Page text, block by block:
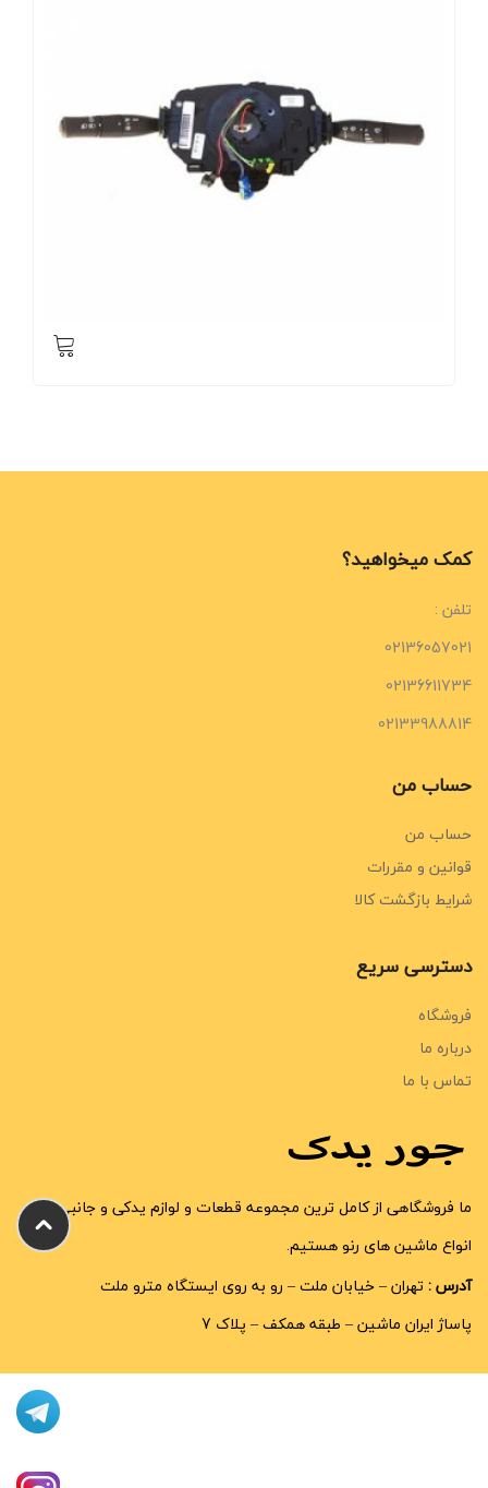
کمک میخواهید؟
تلفن :
02136057021
02136611734
02133988814
حساب من
حساب من
قوانین و مقررات
شرایط بازگشت کالا
دسترسی سریع
فروشگاه
درباره ما
تماس با ما
ما فروشگاهی از کامل ترین مجموعه قطعات و لوازم یدکی و جانبی
انواع ماشین های رنو هستیم.
آدرس : تهران – خیابان ملت – رو به روی ایستگاه مترو ملت
پاساژ ایران ماشین – طبقه همکف – پلاک 7